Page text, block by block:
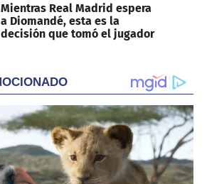
Mientras Real Madrid espera
a Diomandé, esta es la
decisión que tomó el jugador